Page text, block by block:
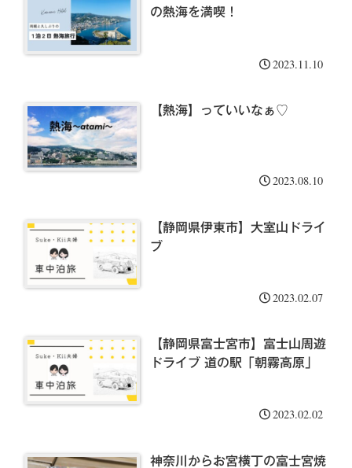
の熱海を満喫！
2023.11.10
【熱海】っていいなぁ♡
2023.08.10
【静岡県伊東市】大室山ドライ
ブ
2023.02.07
【静岡県富士宮市】富士山周遊
ドライブ 道の駅「朝霧高原」
2023.02.02
神奈川からお宮横丁の富士宮焼